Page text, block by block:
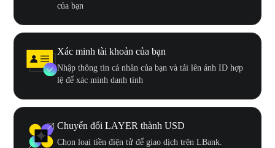
của bạn
Xác minh tài khoản của bạn
Nhập thông tin cá nhân của bạn và tải lên ảnh ID hợp
lệ để xác minh danh tính
Chuyển đổi LAYER thành USD
Chọn loại tiền điện tử để giao dịch trên LBank.